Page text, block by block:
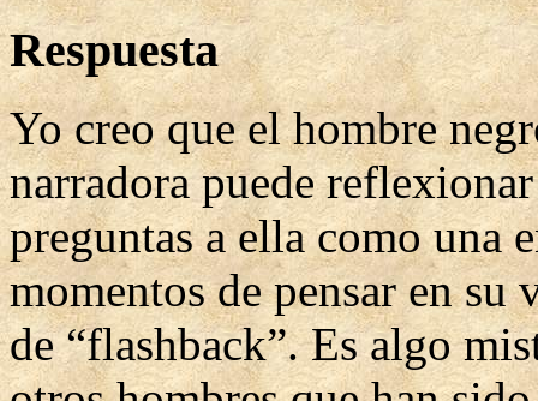
Respuesta
Yo creo que el hombre
narradora puede
preguntas a ella como una
momentos de pensar en su
de “flashback”. Es algo